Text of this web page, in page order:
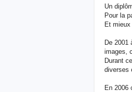
Un
Pour la
Et
De 2001
images,
Durant
diverses
En 2006